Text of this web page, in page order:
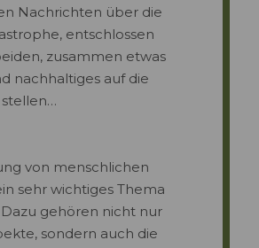
Nachrichten über die
entschlossen
zusammen etwas
nachhaltiges auf die
von menschlichen
sehr wichtiges Thema
gehören nicht nur
sondern auch die